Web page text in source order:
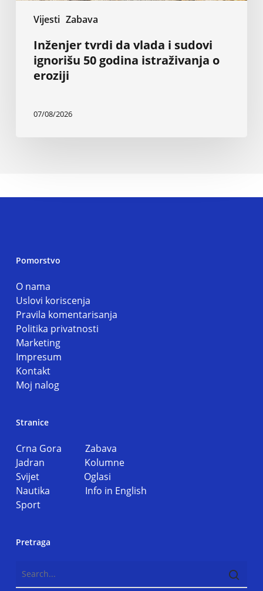
Vijesti Zabava
Inženjer tvrdi da vlada i sudovi
ignorišu 50 godina istraživanja o
eroziji
07/08/2026
Pomorstvo
O nama
Uslovi koriscenja
Pravila komentarisanja
Politika privatnosti
Marketing
Impresum
Kontakt
Moj nalog
Stranice
Crna Gora Zabava
Jadran Kolumne
Svijet Oglasi
Nautika Info in English
Sport
Pretraga